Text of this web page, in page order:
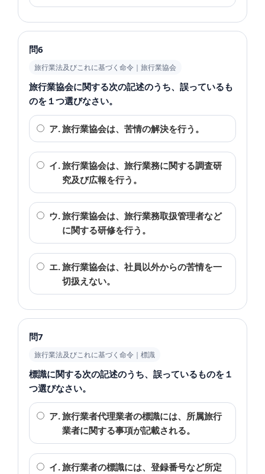
問6
旅行業法及びこれに基づく命令｜旅行業協会
旅行業協会に関する次の記述のうち、誤っているも
のを１つ選びなさい。
ア.旅行業協会は、苦情の解決を行う。
イ.旅行業協会は、旅行業務に関する調査研
究及び広報を行う。
ウ.旅行業協会は、旅行業務取扱管理者など
に関する研修を行う。
エ.旅行業協会は、社員以外からの苦情を一
切扱えない。
問7
旅行業法及びこれに基づく命令｜標識
標識に関する次の記述のうち、誤っているものを１
つ選びなさい。
ア.旅行業者代理業者の標識には、所属旅行
業者に関する事項が記載される。
イ.旅行業者の標識には、登録番号など所定